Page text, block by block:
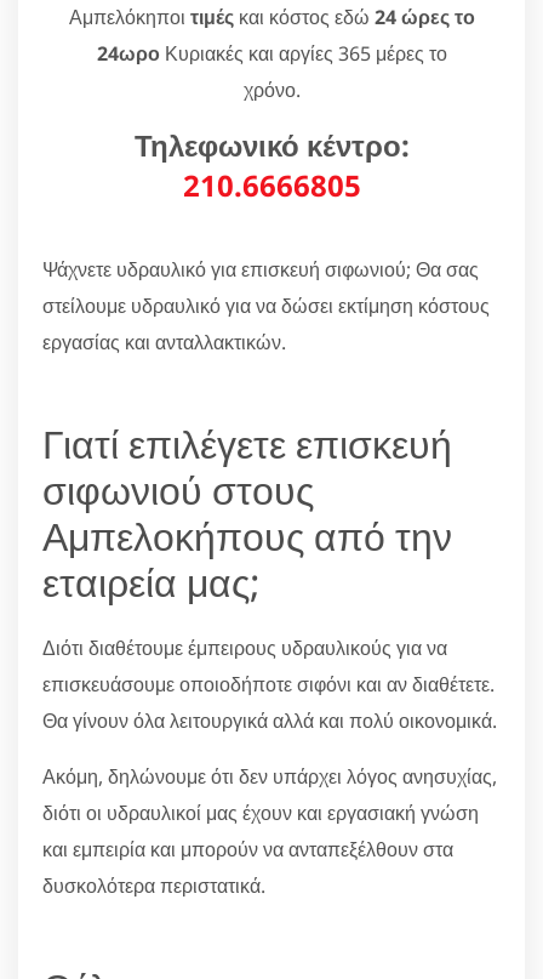
Αμπελόκηποι τιμέςκαι κόστος εδώ 24 ώρες το
24ωροΚυριακές και αργίες 365 μέρες το
χρόνο.
Τηλεφωνικό κέντρο:
210.6666805
Ψάχνετε υδραυλικό για επισκευή σιφωνιού; Θα σας
στείλουμε υδραυλικό για να δώσει εκτίμηση κόστους
εργασίας και ανταλλακτικών.
Γιατί επιλέγετε επισκευή
σιφωνιού στους
Αμπελοκήπους από την
εταιρεία μας;
Διότι διαθέτουμε έμπειρους υδραυλικούς για να
επισκευάσουμε οποιοδήποτε σιφόνι και αν διαθέτετε.
Θα γίνουν όλα λειτουργικά αλλά και πολύ οικονομικά.
Ακόμη, δηλώνουμε ότι δεν υπάρχει λόγος ανησυχίας,
διότι οι υδραυλικοί μας έχουν και εργασιακή γνώση
και εμπειρία και μπορούν να ανταπεξέλθουν στα
δυσκολότερα περιστατικά.